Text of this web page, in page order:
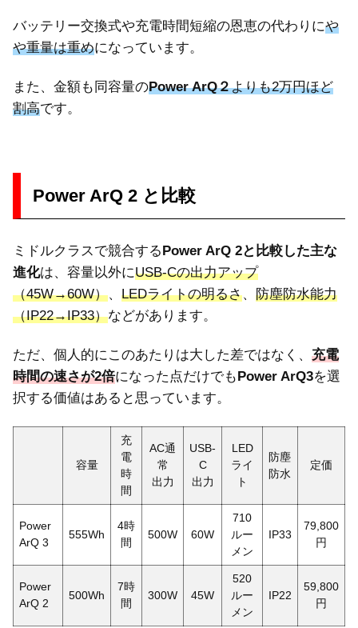
バッテリー交換式や充電時間短縮の恩恵の代わりにや
や重量は重めになっています。
また、金額も同容量のPower ArQ２よりも2万円ほど
割高です。
Power ArQ 2 と比較
ミドルクラスで競合するPower ArQ 2と比較した主な
進化は、容量以外にUSB-Cの出力アップ
（45W→60W）、 LEDライトの明るさ、 防塵防水能力
（IP22→IP33）などがあります。
ただ、個人的にこのあたりは大した差ではなく、 充電
時間の速さが2倍になった点だけでもPower ArQ3を選
択する価値はあると思っています。
容量
充
電
時
間
AC通
常
出力
USB-
C
出力
LED
ライ
ト
防塵
防水
定価
Power
ArQ 3
555Wh
4時
間
500W 60W
710
ルー
メン
IP33
79,800
円
Power
ArQ 2
500Wh
7時
間
300W 45W
520
ルー
メン
IP22
59,800
円